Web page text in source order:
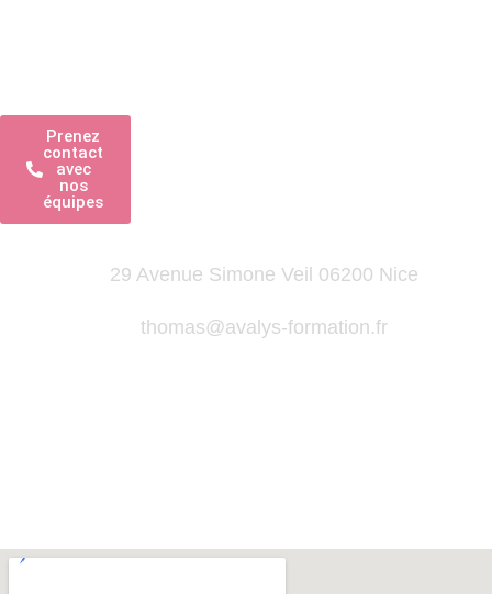
Prenez
contact
avec
nos
équipes
29 Avenue Simone Veil 06200 Nice
thomas@avalys-formation.fr